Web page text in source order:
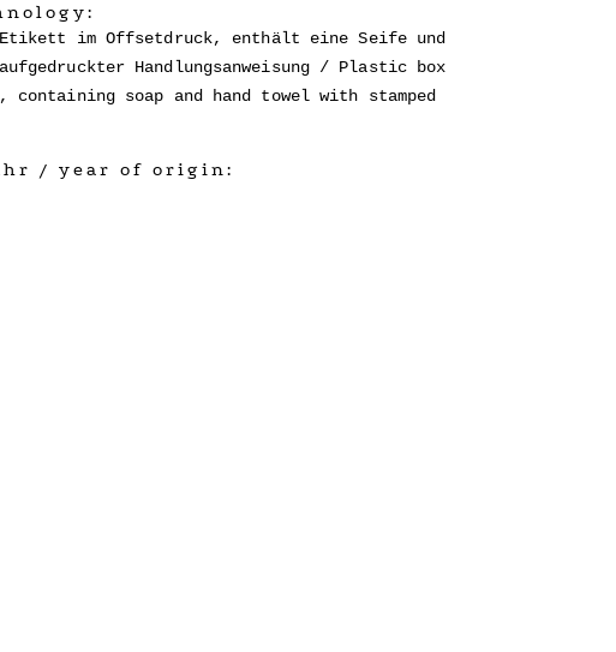
im Offsetdruck, enthält eine Seife und
Handlungsanweisung / Plastic box
soap and hand towel with stamped
/ year of origin: